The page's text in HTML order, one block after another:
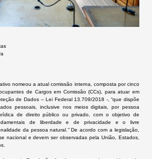
nomeou a atual comissão interna, composta por cinco
de Cargos em Comissão(CCs), paraatuar em
de Dados – Lei Federal13.709/2018 -, “quedispõe
pessoais, inclusive nos meios digitais, por pessoa
de direito público ou privado, com o objetivo de
de liberdade e de privacidade e o livre
da pessoa natural.”De acordo com a legislação,
nacional e devem ser observadas pela União, Estados,